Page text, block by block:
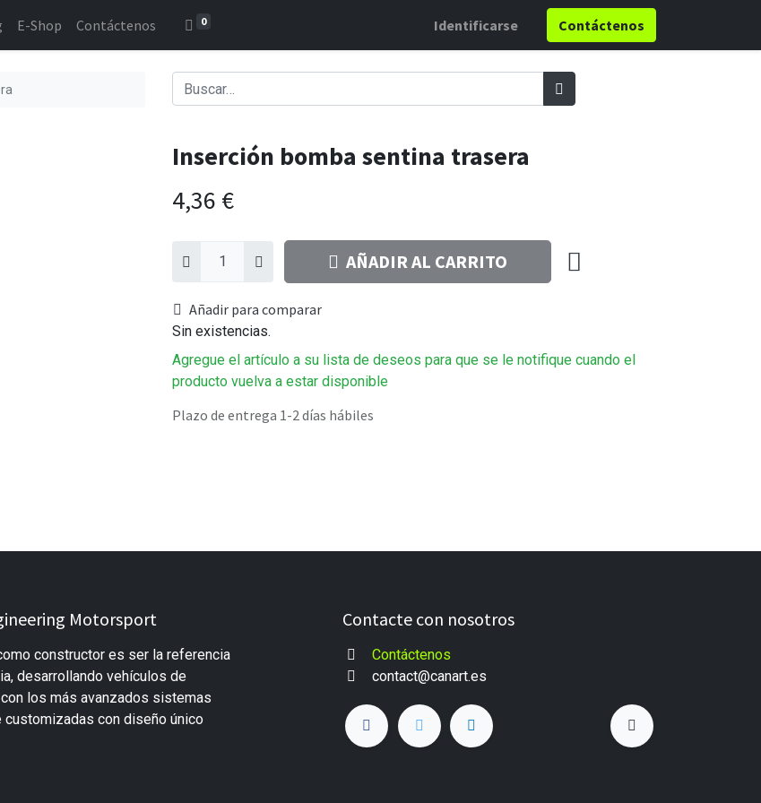
E-Shop Contáctenos 0 Identificarse Contáctenos
Inserción bomba sentina trasera
4,36 €
AÑADIR AL CARRITO
Añadir para comparar
Sin existencias.
Agregue el artículo a su lista de deseos para que se le notifique cuando el
producto vuelva a estar disponible
Plazo de entrega 1-2 días hábiles
Motorsport
constructor es ser la referencia
desarrollando vehículos de
los más avanzados sistemas
con diseño único
Contacte con nosotros
Contáctenos
contact@canart.es